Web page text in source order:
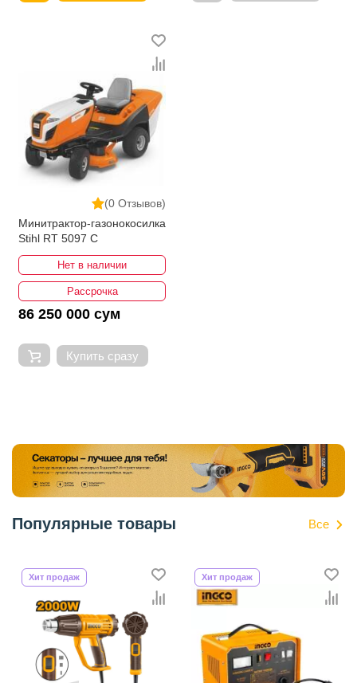
(0 Отзывов)
Минитрактор-газонокосилка
Stihl RT 5097 C
Нет в наличии
Рассрочка
86 250 000 сум
Купить сразу
Популярные товары Все
Хит продаж Хит продаж